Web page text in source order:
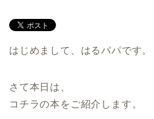
はじめまして、はるパパです。
さて本日は、
コチラの本をご紹介します。